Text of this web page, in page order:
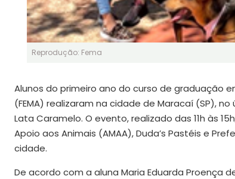
Reprodução: Fema
Alunos do primeiro ano do curso de graduação
(FEMA) realizaram na cidade de Maracaí (SP),
Lata Caramelo. O evento, realizado das 11h às
Apoio aos Animais (AMAA), Duda’s Pastéis e
cidade.
De acordo com a aluna Maria Eduarda Proença